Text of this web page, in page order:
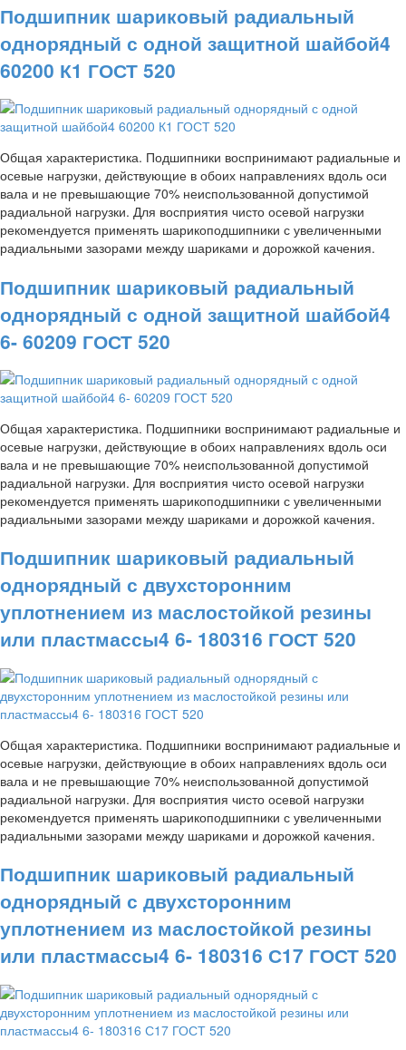
Подшипник шариковый радиальный
однорядный с одной защитной шайбой4
60200 К1 ГОСТ 520
Общая характеристика. Подшипники воспринимают радиальные и
осевые нагрузки, действующие в обоих направлениях вдоль оси
вала и не превышающие 70% неиспользованной допустимой
радиальной нагрузки. Для восприятия чисто осевой нагрузки
рекомендуется применять шарикоподшипники с увеличенными
радиальными зазорами между шариками и дорожкой качения.
Подшипник шариковый радиальный
однорядный с одной защитной шайбой4
6- 60209 ГОСТ 520
Общая характеристика. Подшипники воспринимают радиальные и
осевые нагрузки, действующие в обоих направлениях вдоль оси
вала и не превышающие 70% неиспользованной допустимой
радиальной нагрузки. Для восприятия чисто осевой нагрузки
рекомендуется применять шарикоподшипники с увеличенными
радиальными зазорами между шариками и дорожкой качения.
Подшипник шариковый радиальный
однорядный с двухсторонним
уплотнением из маслостойкой резины
или пластмассы4 6- 180316 ГОСТ 520
Общая характеристика. Подшипники воспринимают радиальные и
осевые нагрузки, действующие в обоих направлениях вдоль оси
вала и не превышающие 70% неиспользованной допустимой
радиальной нагрузки. Для восприятия чисто осевой нагрузки
рекомендуется применять шарикоподшипники с увеличенными
радиальными зазорами между шариками и дорожкой качения.
Подшипник шариковый радиальный
однорядный с двухсторонним
уплотнением из маслостойкой резины
или пластмассы4 6- 180316 С17 ГОСТ 520